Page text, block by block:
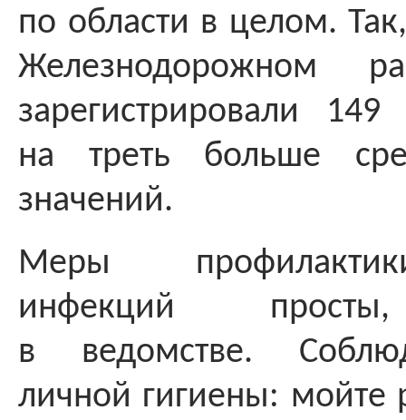
по области в целом.
Железнодорожном
зарегистрировали
на треть больше
значений.
Меры
инфекций
в ведомстве.
личной гигиены: мойте